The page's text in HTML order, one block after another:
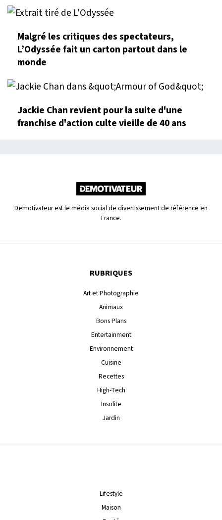
Malgré les critiques des spectateurs,
L’Odyssée fait un carton partout dans le
monde
Jackie Chan revient pour la suite d'une
franchise d'action culte vieille de 40 ans
Demotivateur est le média social de divertissement de référence en
France.
RUBRIQUES
Art et Photographie
Animaux
Bons Plans
Entertainment
Environnement
Cuisine
Recettes
High-Tech
Insolite
Jardin
Lifestyle
Maison